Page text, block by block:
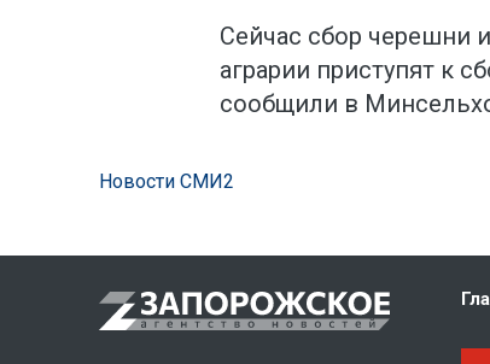
Сейчас сбор черешни
аграрии приступят к
сообщили в
Новости СМИ2